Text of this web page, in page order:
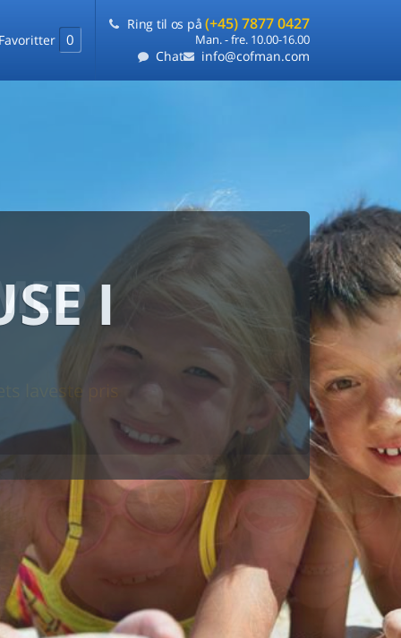
Favoritter 0
Ring til os på (+45) 7877 0427
Man. - fre. 10.00-16.00
Chat info@cofman.com
I
laveste pris
ét sted